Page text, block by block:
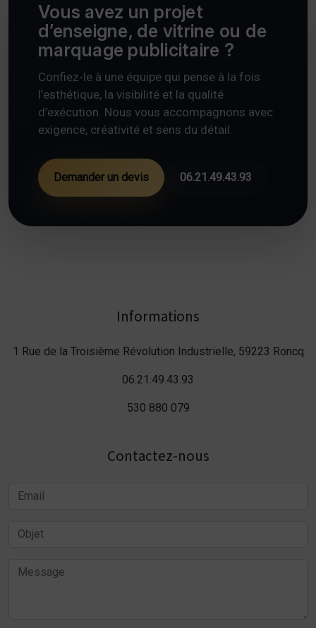
Vous avez un projet
d’enseigne, de vitrine ou de
marquage publicitaire ?
Confiez-le à une équipe qui pense à la fois
l’esthétique, la visibilité et la qualité
d’exécution. Nous vous accompagnons avec
exigence, créativité et sens du détail.
Demander un devis 06.21.49.43.93
Informations
1 Rue de la Troisième Révolution Industrielle, 59223 Roncq
06.21.49.43.93
530 880 079
Contactez-nous